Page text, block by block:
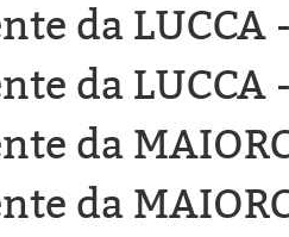
da LUCCA
da LUCCA
da
da